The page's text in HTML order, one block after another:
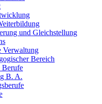
und Gleichstellung
Verwaltung
Bereich
Berufe
B. A.